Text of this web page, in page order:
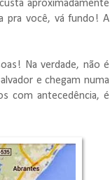
aproximadamente
pra você, vá fundo! A
Na verdade, não é
e chegam numa
com antecedência, é